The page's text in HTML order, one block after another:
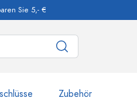
Sie 5,- €
Zubehör